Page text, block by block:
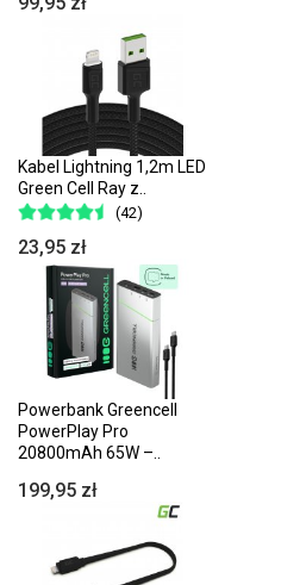
Kabel Lightning 1,2m LED
Green Cell Ray z..
(42)
23,95 zł
Powerbank Greencell
PowerPlay Pro
20800mAh 65W –..
199,95 zł